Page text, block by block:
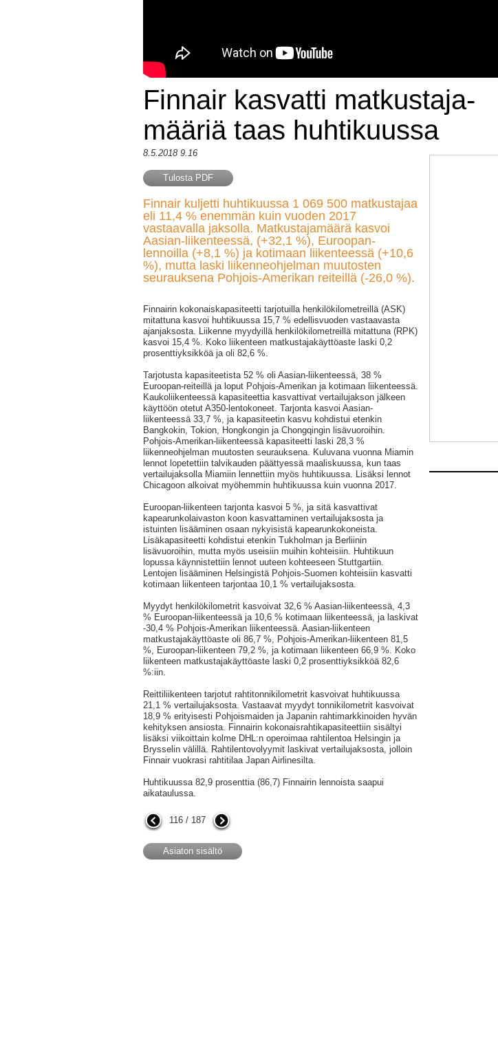
Finnair kasvatti matkustaja-
määriä taas huhtikuussa
8.5.2018 9.16
Tulosta PDF
Finnair kuljetti huhtikuussa 1 069 500 matkustajaa
eli 11,4 % enemmän kuin vuoden 2017
vastaavalla jaksolla. Matkustajamäärä kasvoi
Aasian-liikenteessä, (+32,1 %), Euroopan-
lennoilla (+8,1 %) ja kotimaan liikenteessä (+10,6
%), mutta laski liikenneohjelman muutosten
seurauksena Pohjois-Amerikan reiteillä (-26,0 %).
Finnairin kokonaiskapasiteetti tarjotuilla henkilökilometreillä (ASK)
mitattuna kasvoi huhtikuussa 15,7 % edellisvuoden vastaavasta
ajanjaksosta. Liikenne myydyillä henkilökilometreillä mitattuna (RPK)
kasvoi 15,4 %. Koko liikenteen matkustajakäyttöaste laski 0,2
prosenttiyksikköä ja oli 82,6 %.
Tarjotusta kapasiteetista 52 % oli Aasian-liikenteessä, 38 %
Euroopan-reiteillä ja loput Pohjois-Amerikan ja kotimaan liikenteessä.
Kaukoliikenteessä kapasiteettia kasvattivat vertailujakson jälkeen
käyttöön otetut A350-lentokoneet. Tarjonta kasvoi Aasian-
liikenteessä 33,7 %, ja kapasiteetin kasvu kohdistui etenkin
Bangkokin, Tokion, Hongkongin ja Chongqingin lisävuoroihin.
Pohjois-Amerikan-liikenteessä kapasiteetti laski 28,3 %
liikenneohjelman muutosten seurauksena. Kuluvana vuonna Miamin
lennot lopetettiin talvikauden päättyessä maaliskuussa, kun taas
vertailujaksolla Miamiin lennettiin myös huhtikuussa. Lisäksi lennot
Chicagoon alkoivat myöhemmin huhtikuussa kuin vuonna 2017.
Euroopan-liikenteen tarjonta kasvoi 5 %, ja sitä kasvattivat
kapearunkolaivaston koon kasvattaminen vertailujaksosta ja
istuinten lisääminen osaan nykyisistä kapearunkokoneista.
Lisäkapasiteetti kohdistui etenkin Tukholman ja Berliinin
lisävuoroihin, mutta myös useisiin muihin kohteisiin. Huhtikuun
lopussa käynnistettiin lennot uuteen kohteeseen Stuttgartiin.
Lentojen lisääminen Helsingistä Pohjois-Suomen kohteisiin kasvatti
kotimaan liikenteen tarjontaa 10,1 % vertailujaksosta.
Myydyt henkilökilometrit kasvoivat 32,6 % Aasian-liikenteessä, 4,3
% Euroopan-liikenteessä ja 10,6 % kotimaan liikenteessä, ja laskivat
-30,4 % Pohjois-Amerikan liikenteessä. Aasian-liikenteen
matkustajakäyttöaste oli 86,7 %, Pohjois-Amerikan-liikenteen 81,5
%, Euroopan-liikenteen 79,2 %, ja kotimaan liikenteen 66,9 %. Koko
liikenteen matkustajakäyttöaste laski 0,2 prosenttiyksikköä 82,6
%:iin.
Reittiliikenteen tarjotut rahtitonnikilometrit kasvoivat huhtikuussa
21,1 % vertailujaksosta. Vastaavat myydyt tonnikilometrit kasvoivat
18,9 % erityisesti Pohjoismaiden ja Japanin rahtimarkkinoiden hyvän
kehityksen ansiosta. Finnairin kokonaisrahtikapasiteettiin sisältyi
lisäksi viikoittain kolme DHL:n operoimaa rahtilentoa Helsingin ja
Brysselin välillä. Rahtilentovolyymit laskivat vertailujaksosta, jolloin
Finnair vuokrasi rahtitilaa Japan Airlinesilta.
Huhtikuussa 82,9 prosenttia (86,7) Finnairin lennoista saapui
aikataulussa.
116 / 187
Asiaton sisältö